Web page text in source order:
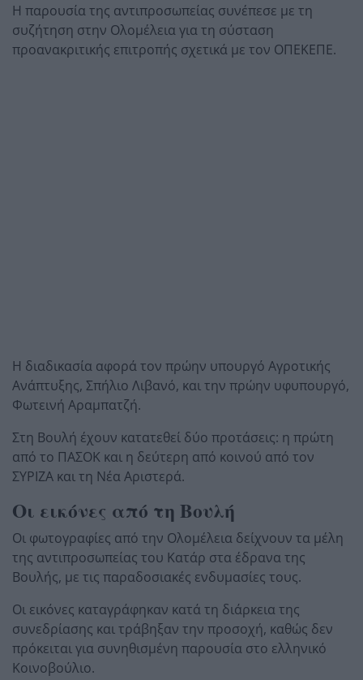
Η παρουσία της αντιπροσωπείας συνέπεσε με τη
συζήτηση στην Ολομέλεια για τη σύσταση
προανακριτικής επιτροπής σχετικά με τον ΟΠΕΚΕΠΕ.
Η διαδικασία αφορά τον πρώην υπουργό Αγροτικής
Ανάπτυξης, Σπήλιο Λιβανό, και την πρώην υφυπουργό,
Φωτεινή Αραμπατζή.
Στη Βουλή έχουν κατατεθεί δύο προτάσεις: η πρώτη
από το ΠΑΣΟΚ και η δεύτερη από κοινού από τον
ΣΥΡΙΖΑ και τη Νέα Αριστερά.
Οι εικόνες από τη Βουλή
Οι φωτογραφίες από την Ολομέλεια δείχνουν τα μέλη
της αντιπροσωπείας του Κατάρ στα έδρανα της
Βουλής, με τις παραδοσιακές ενδυμασίες τους.
Οι εικόνες καταγράφηκαν κατά τη διάρκεια της
συνεδρίασης και τράβηξαν την προσοχή, καθώς δεν
πρόκειται για συνηθισμένη παρουσία στο ελληνικό
Κοινοβούλιο.